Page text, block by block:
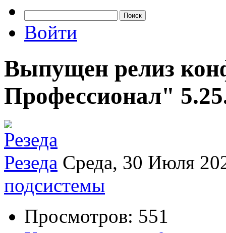
Поиск
Войти
Выпущен релиз
Профессионал"
Резеда Среда, 30 Июля
подсистемы
Просмотров: 551